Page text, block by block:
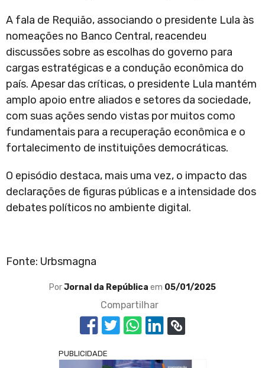
A fala de Requião, associando o presidente Lula às
nomeações no Banco Central, reacendeu
discussões sobre as escolhas do governo para
cargas estratégicas e a condução econômica do
país. Apesar das críticas, o presidente Lula mantém
amplo apoio entre aliados e setores da sociedade,
com suas ações sendo vistas por muitos como
fundamentais para a recuperação econômica e o
fortalecimento de instituições democráticas.
O episódio destaca, mais uma vez, o impacto das
declarações de figuras públicas e a intensidade dos
debates políticos no ambiente digital.
Fonte: Urbsmagna
PorJornal da República em 05/01/2025
Compartilhar
PUBLICIDADE